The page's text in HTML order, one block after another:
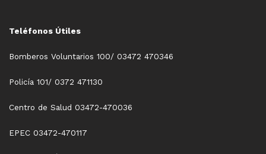
Teléfonos Útiles
Bomberos Voluntarios 100/ 03472 470346
Policía 101/ 0372 471130
Centro de Salud 03472-470036
EPEC 03472-470117